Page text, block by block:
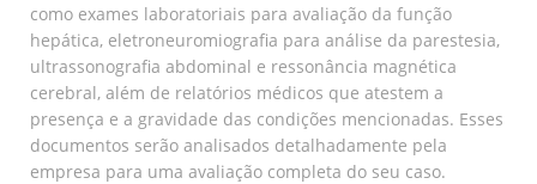
como exames laboratoriais para avaliação da função
hepática, eletroneuromiografia para análise da parestesia,
ultrassonografia abdominal e ressonância magnética
cerebral, além de relatórios médicos que atestem a
presença e a gravidade das condições mencionadas. Esses
documentos serão analisados detalhadamente pela
empresa para uma avaliação completa do seu caso.